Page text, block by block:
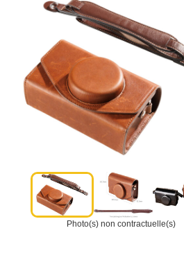
Photo(s) non contractuelle(s)